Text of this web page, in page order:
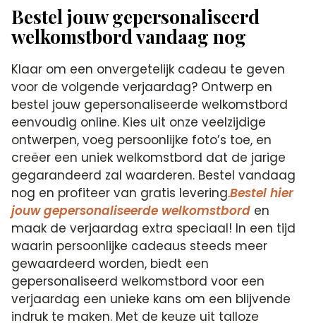
Bestel jouw gepersonaliseerd
welkomstbord vandaag nog
Klaar om een onvergetelijk cadeau te geven
voor de volgende verjaardag? Ontwerp en
bestel jouw gepersonaliseerde welkomstbord
eenvoudig online. Kies uit onze veelzijdige
ontwerpen, voeg persoonlijke foto’s toe, en
creëer een uniek welkomstbord dat de jarige
gegarandeerd zal waarderen. Bestel vandaag
nog en profiteer van gratis levering.Bestel hier
jouw gepersonaliseerde welkomstbord en
maak de verjaardag extra speciaal! In een tijd
waarin persoonlijke cadeaus steeds meer
gewaardeerd worden, biedt een
gepersonaliseerd welkomstbord voor een
verjaardag een unieke kans om een blijvende
indruk te maken. Met de keuze uit talloze